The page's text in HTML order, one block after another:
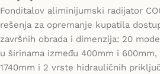
Fonditalov aliminijumski radijator
rešenja za opremanje kupatila
završnih obrada i dimenzija: 20
u širinama između 400mm i
1740mm i 2 vrste hidrauličnih